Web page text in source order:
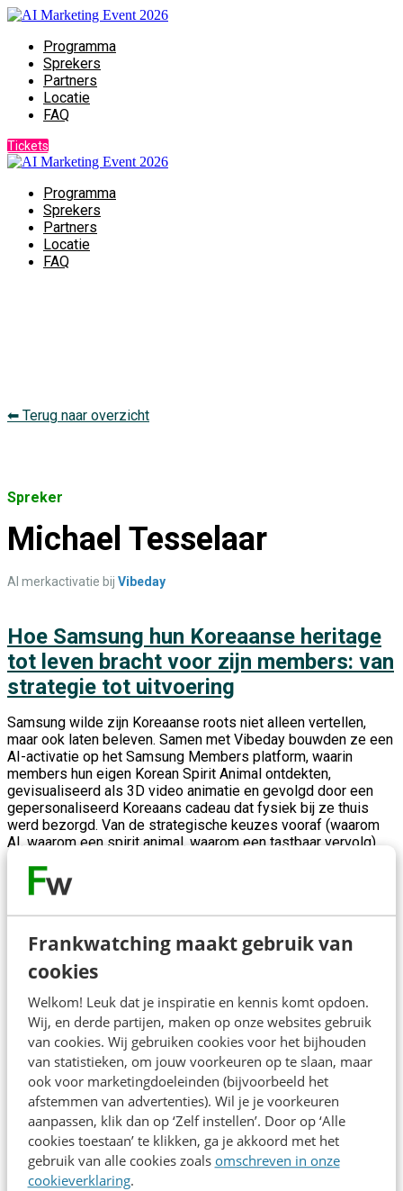
Frankwatching maakt gebruik van
cookies
Welkom! Leuk dat je inspiratie en kennis komt opdoen.
Wij, en derde partijen, maken op onze websites gebruik
van cookies. Wij gebruiken cookies voor het bijhouden
van statistieken, om jouw voorkeuren op te slaan, maar
ook voor marketingdoeleinden (bijvoorbeeld het
afstemmen van advertenties). Wil je je voorkeuren
aanpassen, klik dan op ‘Zelf instellen’. Door op ‘Alle
cookies toestaan’ te klikken, ga je akkoord met het
gebruik van alle cookies zoals omschreven in onze
cookieverklaring.
Programma
Sprekers
Partners
Locatie
FAQ
Tickets
Programma
Sprekers
Partners
Locatie
FAQ
⬅ Terug naar overzicht
Spreker
Michael Tesselaar
AI merkactivatie bij Vibeday
Hoe Samsung hun Koreaanse heritage
tot leven bracht voor zijn members: van
strategie tot uitvoering
Samsung wilde zijn Koreaanse roots niet alleen vertellen,
maar ook laten beleven. Samen met Vibeday bouwden ze een
AI-activatie op het Samsung Members platform, waarin
members hun eigen Korean Spirit Animal ontdekten,
gevisualiseerd als 3D video animatie en gevolgd door een
gepersonaliseerd Koreaans cadeau dat fysiek bij ze thuis
werd bezorgd. Van de strategische keuzes vooraf (waarom
AI, waarom een spirit animal, waarom een tastbaar vervolg)
van unieke cadeaus).
Over de spreker
Michael Tesselaar is mede-oprichter van Vibeday, dat AI
marketing campagnes in Instagram DM's bouwt. Dit doet hij
voor klanten zoal: Samsung, STËLZ, EasyToys en Qmusic.
Vibeday is winnaar van de beste Innovatie award '26.
Direct inschrijven